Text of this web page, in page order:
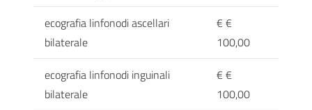
ecografia linfonodi ascellari
bilaterale
€ €
100,00
ecografia linfonodi inguinali
bilaterale
€ €
100,00